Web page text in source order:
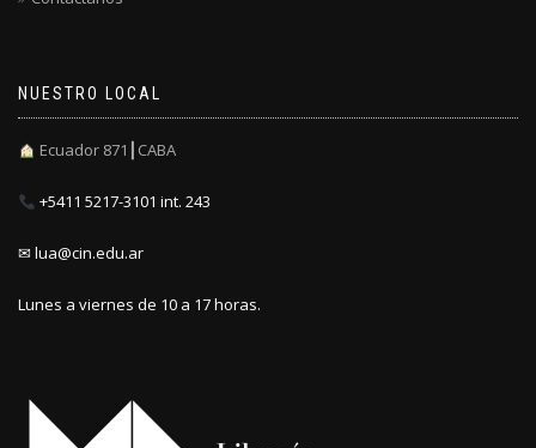
NUESTRO LOCAL
Ecuador 871┃CABA
+5411 5217-3101 int. 243
✉ lua@cin.edu.ar
Lunes a viernes de 10 a 17 horas.